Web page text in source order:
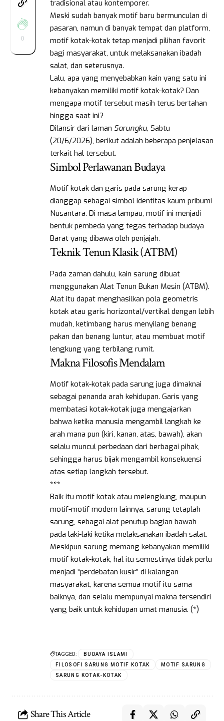
0
tradisional atau kontemporer.
Meski sudah banyak motif baru bermunculan di
pasaran, namun di banyak tempat dan platform,
motif kotak-kotak tetap menjadi pilihan favorit
bagi masyarakat, untuk melaksanakan ibadah
salat, dan seterusnya.
Lalu, apa yang menyebabkan kain yang satu ini
kebanyakan memiliki motif kotak-kotak? Dan
mengapa motif tersebut masih terus bertahan
hingga saat ini?
Dilansir dari laman Sarungku, Sabtu
(20/6/2026), berikut adalah beberapa penjelasan
terkait hal tersebut.
Simbol Perlawanan Budaya
Motif kotak dan garis pada sarung kerap
dianggap sebagai simbol identitas kaum pribumi
Nusantara. Di masa lampau, motif ini menjadi
bentuk pembeda yang tegas terhadap budaya
Barat yang dibawa oleh penjajah.
Teknik Tenun Klasik (ATBM)
Pada zaman dahulu, kain sarung dibuat
menggunakan Alat Tenun Bukan Mesin (ATBM).
Alat itu dapat menghasilkan pola geometris
kotak atau garis horizontal/vertikal dengan lebih
mudah, ketimbang harus menyilang benang
pakan dan benang luntur, atau membuat motif
lengkung yang terbilang rumit.
Makna Filosofis Mendalam
Motif kotak-kotak pada sarung juga dimaknai
sebagai penanda arah kehidupan. Garis yang
membatasi kotak-kotak juga mengajarkan
bahwa ketika manusia mengambil langkah ke
arah mana pun (kiri, kanan, atas, bawah), akan
selalu muncul perbedaan dari berbagai pihak,
sehingga harus bijak mengambil konsekuensi
atas setiap langkah tersebut.
***
Baik itu motif kotak atau melengkung, maupun
motif-motif modern lainnya, sarung tetaplah
sarung, sebagai alat penutup bagian bawah
pada laki-laki ketika melaksanakan ibadah salat.
Meskipun sarung memang kebanyakan memiliki
motif kotak-kotak, hal itu semestinya tidak perlu
menjadi “perdebatan kusir” di kalangan
masyarakat, karena semua motif itu sama
baiknya, dan selalu mempunyai makna tersendiri
yang baik untuk kehidupan umat manusia. (*)
TAGGED:
BUDAYA ISLAMI
FILOSOFI SARUNG MOTIF KOTAK
MOTIF SARUNG
SARUNG KOTAK-KOTAK
Share This Article